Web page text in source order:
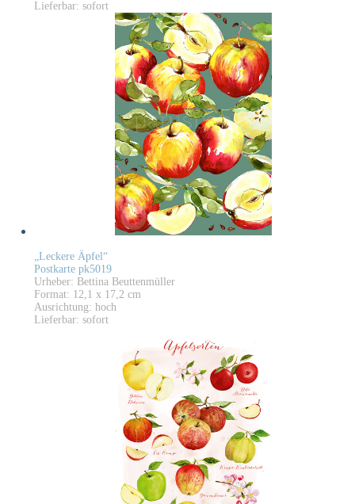
Lieferbar: sofort
„Leckere Äpfel“
Postkarte pk5019
Urheber: Bettina Beuttenmüller
Format: 12,1 x 17,2 cm
Ausrichtung: hoch
Lieferbar: sofort